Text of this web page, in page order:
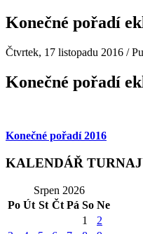
Konečné pořadí
Čtvrtek, 17 listopadu 2016 /
Konečné pořadí
Konečné pořadí 2016
KALENDÁŘ
Srpen 2026
Po Út St Čt Pá So Ne
1
2